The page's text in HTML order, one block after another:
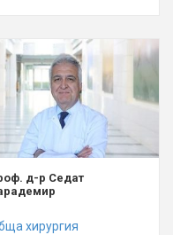
д-р Седат
хирургия